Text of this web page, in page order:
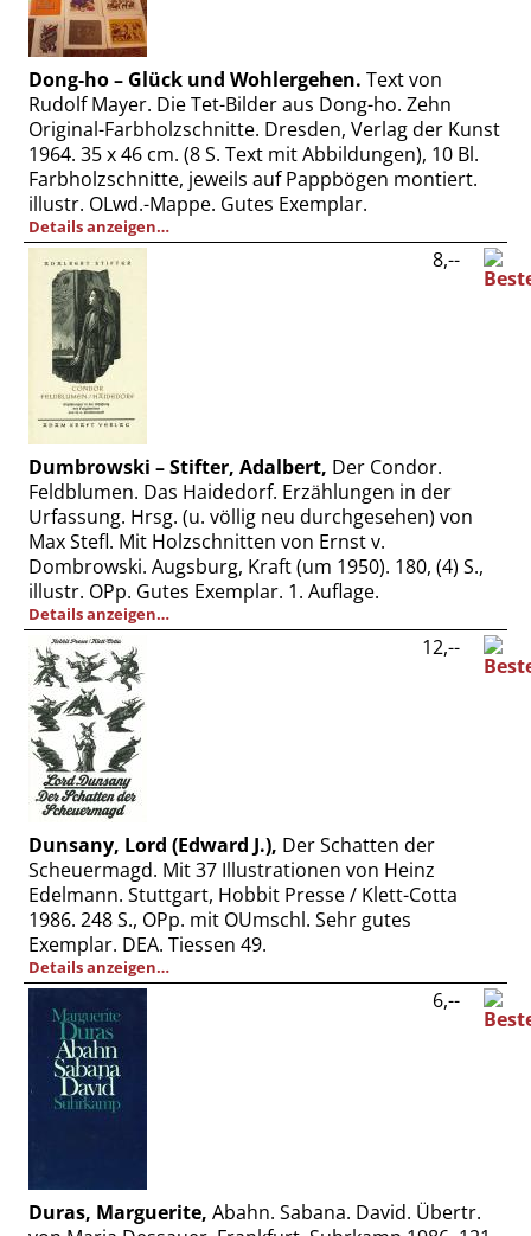
Dong-ho – Glück und Wohlergehen. Text von
Rudolf Mayer. Die Tet-Bilder aus Dong-ho. Zehn
Original-Farbholzschnitte. Dresden, Verlag der Kunst
1964. 35 x 46 cm. (8 S. Text mit Abbildungen), 10 Bl.
Farbholzschnitte, jeweils auf Pappbögen montiert.
illustr. OLwd.-Mappe. Gutes Exemplar.
Details anzeigen…
Dumbrowski – Stifter, Adalbert, Der Condor.
Feldblumen. Das Haidedorf. Erzählungen in der
Urfassung. Hrsg. (u. völlig neu durchgesehen) von
Max Stefl. Mit Holzschnitten von Ernst v.
Dombrowski. Augsburg, Kraft (um 1950). 180, (4) S.,
illustr. OPp. Gutes Exemplar. 1. Auflage.
Details anzeigen…
8,--
Dunsany, Lord (Edward J.), Der Schatten der
Scheuermagd. Mit 37 Illustrationen von Heinz
Edelmann. Stuttgart, Hobbit Presse / Klett-Cotta
1986. 248 S., OPp. mit OUmschl. Sehr gutes
Exemplar. DEA. Tiessen 49.
Details anzeigen…
12,--
Duras, Marguerite, Abahn. Sabana. David. Übertr.
6,--